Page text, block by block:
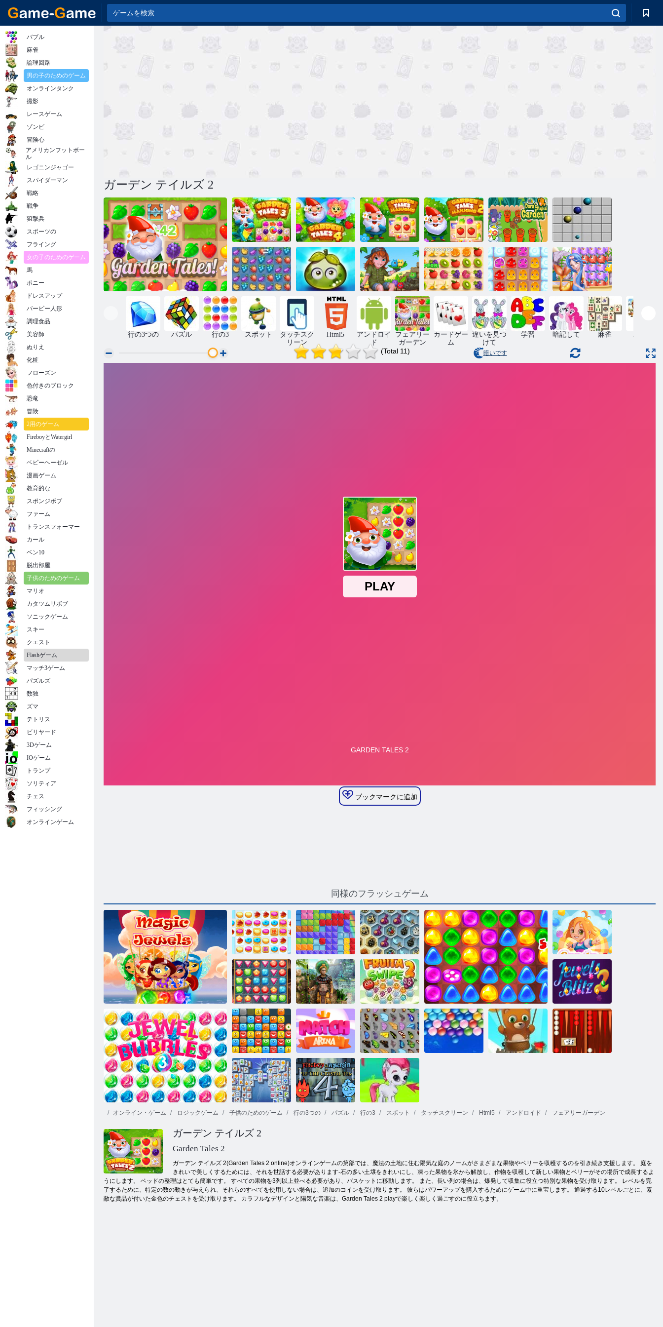
ガーデン テイルズ 2
ガーデンテイ
ルズ 3
ガーデンテイ
ルズ4
ガーデンテイ
ルズ麻雀
ガーデンテイ
ルズ麻雀2
ドラエクスプ
ローラードラ
の魔法の庭
98行目
フルーツ クラ
ッシュ
アドベンチャ
ージューシー
ベリー
タビー島
ジューシーダ
ッシュ
プディングラ
ンド2
セーラーポッ
プ
行の3つの パズル 行の3 スポット
タッチスク
リーン
Html5
アンドロイ
ド
フェアリー
ガーデン
カードゲー
ム
違いを見つ
けて
学習 暗記して 麻雀 パズル
(Total 11) 暗いです
ブックマークに追加
同様のフラッシュゲーム
マジックジュエル
クッキー クラ
ッシュ 2
ガミーブロッ
ク
神秘の海の宝
物
キャンディ レ
イン 4
宝探し
モンテズマの
宝物2
ジュエルバブル3
フルータスワ
イプ2
キラキラ ジュ
エル 2
モンスターブ
ロック
マッチアリー
ナ
バタフライ京
都
マジョンフォ
ルトゥナ
オンライン・ゲーム ロジックゲーム 子供のためのゲーム 行の3つの パズル 行の3 スポット タッチスクリーン Html5 アンドロイド フェアリーガーデン
ガーデン テイルズ 2
Garden Tales 2
ガーデン テイルズ 2(Garden Tales 2 online)オンラインゲームの第部では、魔法の土地に住む陽気な庭のノームがさまざまな果物やベリーを収穫するのを引き続き支援します。 庭を
きれいで美しくするためには、それを世話する必要があります-石の多い土壌をきれいにし、凍った果物を氷から解放し、作物を収穫して新しい果物とベリーがその場所で成長するよ
うにします。 ベッドの整理はとても簡単です。 すべての果物を3列以上並べる必要があり、バスケットに移動します。 また、長い列の場合は、爆発して収集に役立つ特別な果物を受け取ります。 レベルを完
了するために、特定の数の動きが与えられ、それらのすべてを使用しない場合は、追加のコインを受け取ります。 彼らはパワーアップを購入するためにゲーム中に重宝します。 通過する10レベルごとに、素
敵な賞品が付いた金色のチェストを受け取ります。 カラフルなデザインと陽気な音楽は、Garden Tales 2 playで楽しく楽しく過ごすのに役立ちます。
バブル
麻雀
論理回路
男の子のためのゲーム
オンラインタンク
撮影
レースゲーム
ゾンビ
冒険心
アメリカンフットボー
ル
レゴニンジャゴー
スパイダーマン
戦略
戦争
狙撃兵
スポーツの
フライング
女の子のためのゲーム
馬
ポニー
ドレスアップ
バービー人形
調理食品
美容師
ぬりえ
化粧
フローズン
色付きのブロック
恐竜
冒険
2用のゲーム
FireboyとWatergirl
Minecraftの
ベビーヘーゼル
漫画ゲーム
教育的な
スポンジボブ
ファーム
トランスフォーマー
カール
ベン10
脱出部屋
子供のためのゲーム
マリオ
カタツムリボブ
ソニックゲーム
スキー
クエスト
Flashゲーム
マッチ3ゲーム
パズルズ
数独
ズマ
テトリス
ビリヤード
3Dゲーム
IOゲーム
トランプ
ソリティア
チェス
フィッシング
オンラインゲーム